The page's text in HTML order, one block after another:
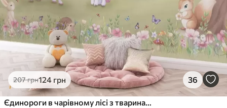
207грн124 грн 36